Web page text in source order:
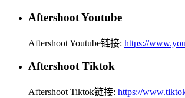
Aftershoot Youtube
Aftershoot Youtube链接: https://
Aftershoot Tiktok
Aftershoot Tiktok链接: https://